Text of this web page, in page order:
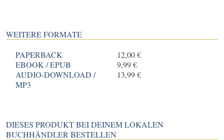
WEITERE FORMATE
PAPERBACK
12,00 €
EBOOK / EPUB
9,99 €
AUDIO-DOWNLOAD /
MP3
13,99 €
DIESES PRODUKT BEI DEINEM LOKALEN
BUCHHÄNDLER BESTELLEN